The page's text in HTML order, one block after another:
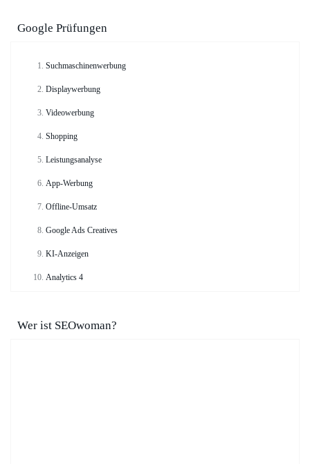
Google Prüfungen
Suchmaschinenwerbung
Displaywerbung
Videowerbung
Shopping
Leistungsanalyse
App-Werbung
Offline-Umsatz
Google Ads Creatives
KI-Anzeigen
Analytics 4
Wer ist SEOwoman?